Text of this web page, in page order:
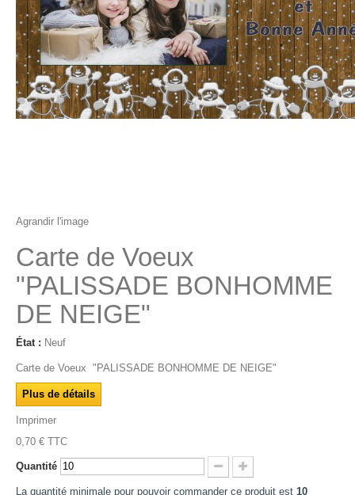
Agrandir l'image
Carte de Voeux
"PALISSADE BONHOMME
DE NEIGE"
État : Neuf
Carte de Voeux "PALISSADE BONHOMME DE NEIGE"
Plus de détails
Imprimer
0,70 € TTC
Quantité
La quantité minimale pour pouvoir commander ce produit est 10